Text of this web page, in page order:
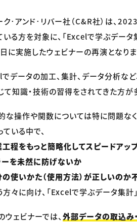
ク･アンド･リバー社（C&R社）は、
いる方を対象に、「Excelで学ぶデー
に実施したウェビナーの再演となりま
データの加工、集計、データ分析な
て知識・技術の習得をされてきた方が
な操作や関数については特に問題な
ている中で、
工程をもっと簡略化してスピードアッ
ーを未然に防げないか
の使いかた（使用方法）が正しいのか
方々に向け、「Excelで学ぶデータ集計
ウェビナーでは、 外部データの取込